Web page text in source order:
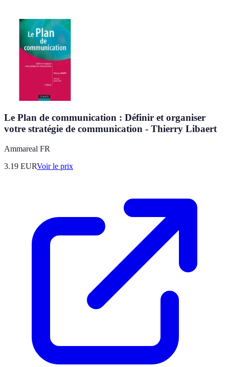
Le Plan de communication : Définir et organiser
votre stratégie de communication - Thierry Libaert
Ammareal FR
3.19 EURVoir le prix